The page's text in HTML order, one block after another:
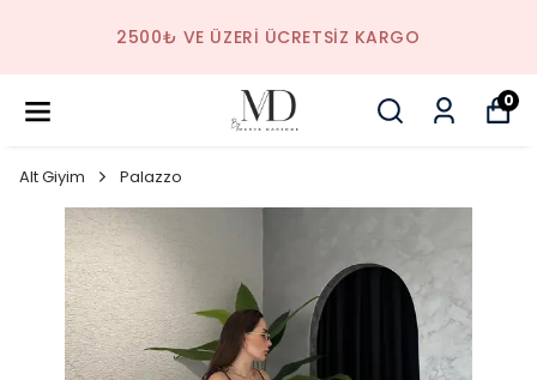
2500₺ VE ÜZERI ÜCRETSIZ KARGO
0
Alt Giyim Palazzo